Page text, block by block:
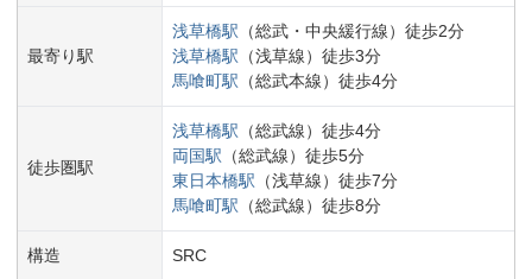
最寄り駅
浅草橋駅 （総武・中央緩行線） 徒歩2分
浅草橋駅 （浅草線） 徒歩3分
馬喰町駅 （総武本線） 徒歩4分
徒歩圏駅
浅草橋駅 （総武線） 徒歩4分
両国駅 （総武線） 徒歩5分
東日本橋駅 （浅草線） 徒歩7分
馬喰町駅 （総武線） 徒歩8分
構造 SRC